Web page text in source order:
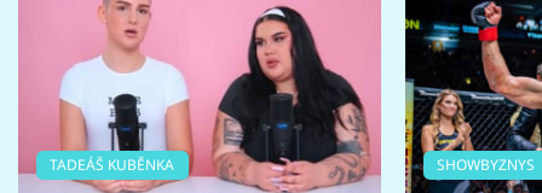
TADEÁŠ KUBĚNKA SHOWBYZNYS